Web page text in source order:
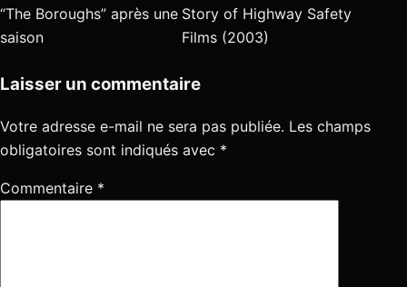
“The Boroughs” après une
saison
Story of Highway Safety
Films (2003)
Laisser un commentaire
Votre adresse e-mail ne sera pas publiée. Les champs
obligatoires sont indiqués avec *
Commentaire *